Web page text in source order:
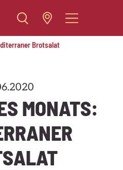
Brotsalat
MONATS: